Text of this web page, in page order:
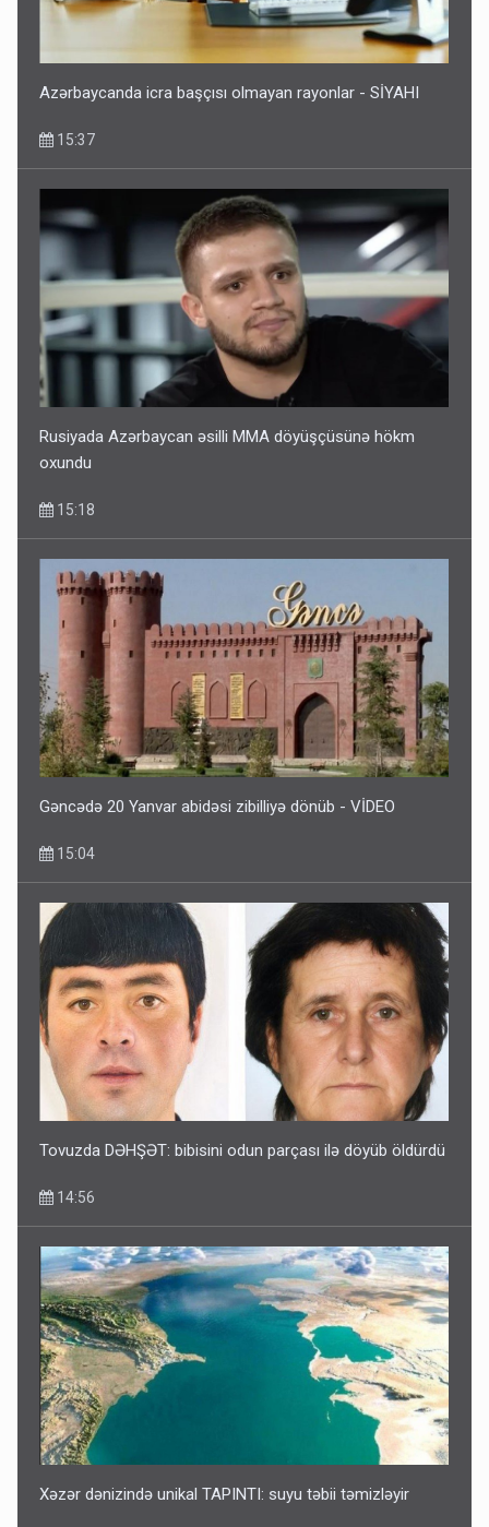
Azərbaycanda icra başçısı olmayan rayonlar - SİYAHI
15:37
Rusiyada Azərbaycan əsilli MMA döyüşçüsünə hökm
oxundu
15:18
Gəncədə 20 Yanvar abidəsi zibilliyə dönüb - VİDEO
15:04
Tovuzda DƏHŞƏT: bibisini odun parçası ilə döyüb öldürdü
14:56
Xəzər dənizində unikal TAPINTI: suyu təbii təmizləyir